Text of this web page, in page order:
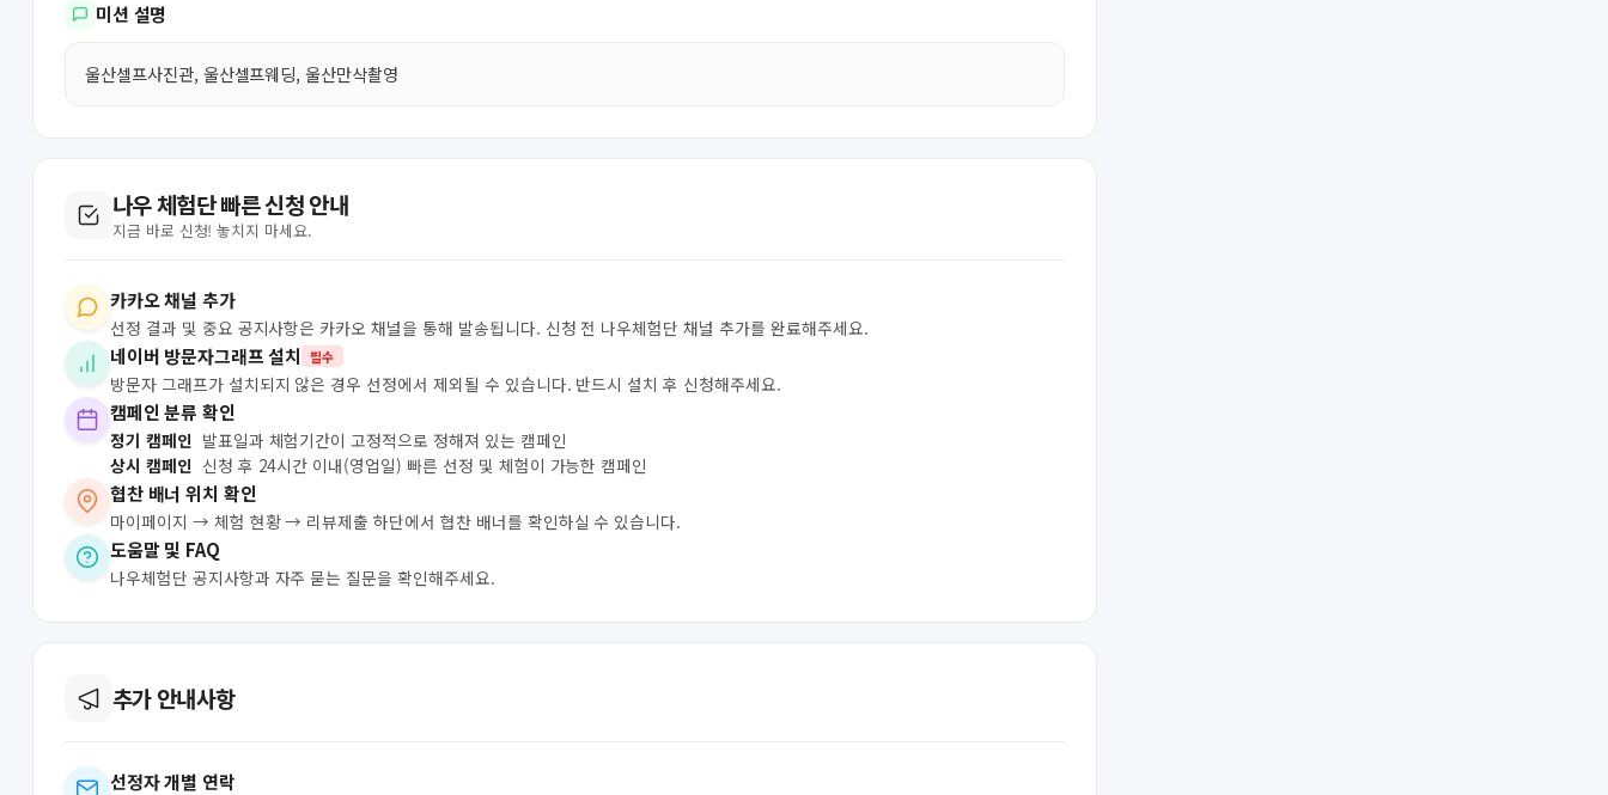
미션 설명
울산셀프사진관, 울산셀프웨딩, 울산만삭촬영
나우 체험단 빠른 신청 안내
지금 바로 신청! 놓치지 마세요.
카카오 채널 추가
선정 결과 및 중요 공지사항은 카카오 채널을 통해 발송됩니다. 신청 전 나우체험단 채널 추가를 완료해주세요.
네이버 방문자그래프 설치 필수
방문자 그래프가 설치되지 않은 경우 선정에서 제외될 수 있습니다. 반드시 설치 후 신청해주세요.
캠페인 분류 확인
정기 캠페인 발표일과 체험기간이 고정적으로 정해져 있는 캠페인
상시 캠페인 신청 후 24시간 이내(영업일) 빠른 선정 및 체험이 가능한 캠페인
협찬 배너 위치 확인
마이페이지 → 체험 현황 → 리뷰제출 하단에서 협찬 배너를 확인하실 수 있습니다.
도움말 및 FAQ
나우체험단 공지사항과 자주 묻는 질문을 확인해주세요.
추가 안내사항
선정자 개별 연락